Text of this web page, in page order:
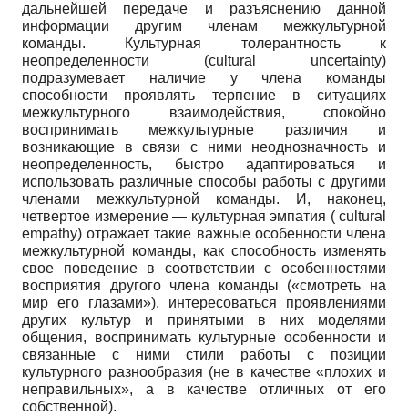
дальнейшей передаче и разъяснению данной
информации другим членам межкультурной
команды. Культурная толерантность к
неопределенности (cultural uncertainty)
подразумевает наличие у члена команды
способности проявлять терпение в ситуациях
межкультурного взаимодействия, спокойно
воспринимать межкультурные различия и
возникающие в связи с ними неоднозначность и
неопределенность, быстро адаптироваться и
использовать различные способы работы с другими
членами межкультурной команды. И, наконец,
четвертое измерение — культурная эмпатия ( cultural
empathy) отражает такие важные особенности члена
межкультурной команды, как способность изменять
свое поведение в соответствии с особенностями
восприятия другого члена команды («смотреть на
мир его глазами»), интересоваться проявлениями
других культур и принятыми в них моделями
общения, воспринимать культурные особенности и
связанные с ними стили работы с позиции
культурного разнообразия (не в качестве «плохих и
неправильных», а в качестве отличных от его
собственной).